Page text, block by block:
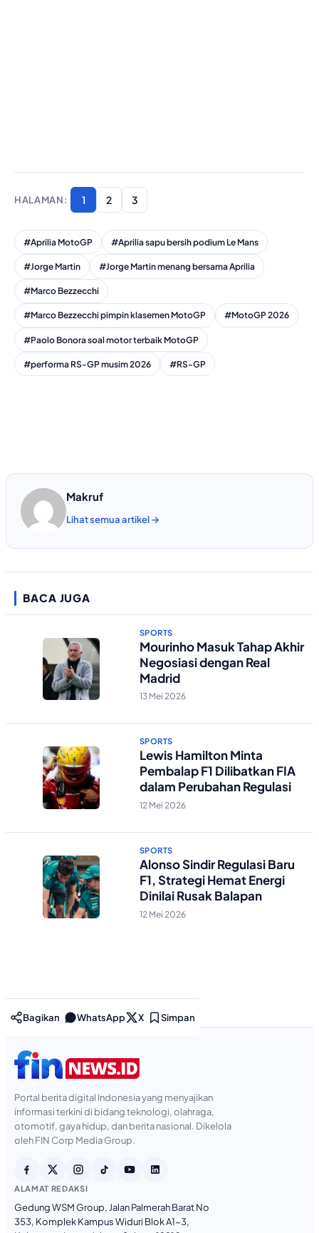
1 2 3
#Aprilia MotoGP #Aprilia sapu bersih podium Le Mans
#Jorge Martin #Jorge Martin menang bersama Aprilia
#Marco Bezzecchi
#Marco Bezzecchi pimpin klasemen MotoGP #MotoGP 2026
#Paolo Bonora soal motor terbaik MotoGP
#performa RS-GP musim 2026 #RS-GP
Makruf
Lihat semua artikel →
BACA JUGA
SPORTS
Mourinho Masuk Tahap Akhir
Negosiasi dengan Real
Madrid
13 Mei 2026
SPORTS
Lewis Hamilton Minta
Pembalap F1 Dilibatkan FIA
dalam Perubahan Regulasi
12 Mei 2026
SPORTS
Alonso Sindir Regulasi Baru
F1, Strategi Hemat Energi
Dinilai Rusak Balapan
12 Mei 2026
Bagikan WhatsApp X Simpan
Portal berita digital Indonesia yang menyajikan
informasi terkini di bidang teknologi, olahraga,
otomotif, gaya hidup, dan berita nasional. Dikelola
oleh FIN Corp Media Group.
ALAMAT REDAKSI
Gedung WSM Group, Jalan Palmerah Barat No
353, Komplek Kampus Widuri Blok A1-3,